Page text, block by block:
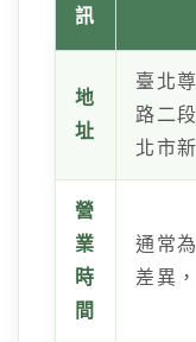
訊
地
址
臺北
路二
北市
營
業
時
間
通常
差異